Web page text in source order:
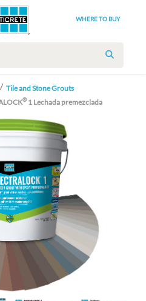
WHERE TO BUY
SEARCH
Tile and Stone Grouts
® 1 Lechada premezclada